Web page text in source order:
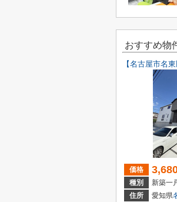
おすすめ物
価格
種別
新築一
住所
愛知県